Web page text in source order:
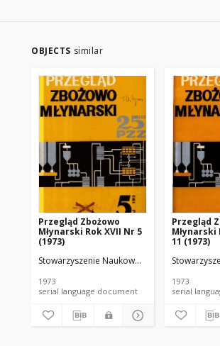
OBJECTS similar
Przegląd Zbożowo
Młynarski Rok XVII Nr 5
(1973)
Stowarzyszenie Naukowo-Techniczne
1973
serial language document
Przegląd
Młynarski
11 (1973)
1973
serial